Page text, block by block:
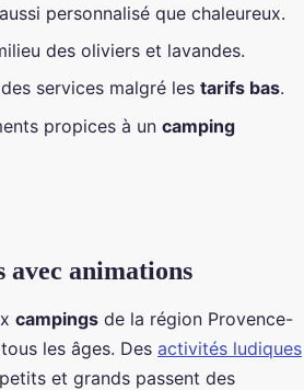
personnalisé que chaleureux.
des oliviers et lavandes.
services malgré les tarifs bas.
propices à un camping
avec animations
campings de la région Provence-
les âges. Des activités ludiques
et grands passent des